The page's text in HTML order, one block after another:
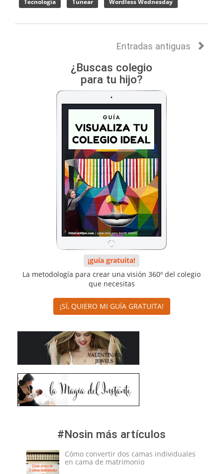
Tecnología
Tunear Wordless Wednesday
Entradas antiguas
¿Buscas colegio
para tu hijo?
¡guía gratuita!
La metodología para crear una visión 360º del colegio
que necesitas
¡SÍ, QUIERO MI GUÍA GRATUITA!
#Nosin más artículos
Cómo convertir dos camas individuales
en cama de matrimonio